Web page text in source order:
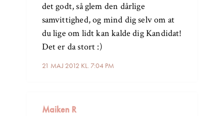
21 MAJ 2012 KL. 7:04 PM
det godt, så glem den dårlige
samvittighed, og mind dig selv om at
du lige om lidt kan kalde dig Kandidat!
Det er da stort :)
Maiken R